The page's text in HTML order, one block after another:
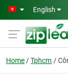
Skip to main content
English
Home Tphcm